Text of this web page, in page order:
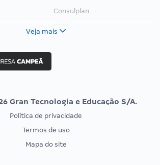
Unificado
Consulplan
Vunesp
EXAME DE ORDEM
Veja mais
Gran Tecnologia e Educação S/A.
Política de privacidade
Termos de uso
Mapa do site